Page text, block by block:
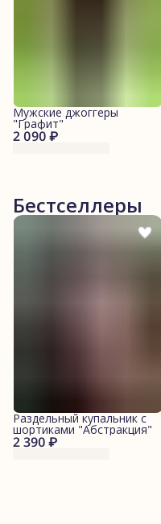
2 090 ₽
Мужские джоггеры
"Графит"
Бестселлеры
2 390 ₽
Раздельный купальник с
шортиками "Абстракция"